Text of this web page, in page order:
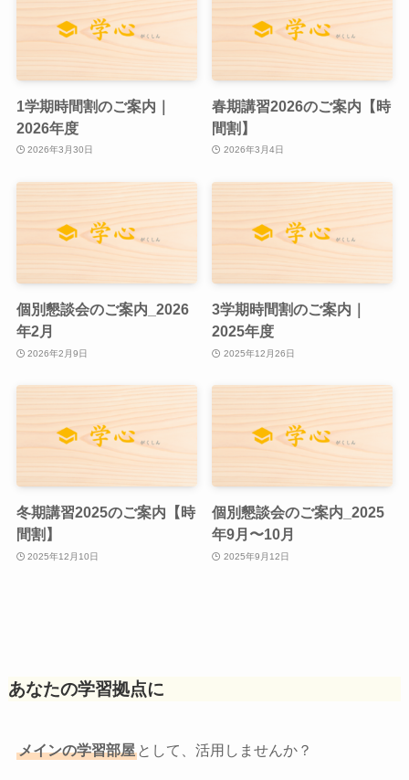
1学期時間割のご案内｜
2026年度
2026年3月30日
春期講習2026のご案内【時
間割】
2026年3月4日
個別懇談会のご案内_2026
年2月
2026年2月9日
3学期時間割のご案内｜
2025年度
2025年12月26日
冬期講習2025のご案内【時
間割】
2025年12月10日
個別懇談会のご案内_2025
年9月〜10月
2025年9月12日
あなたの学習拠点に
メインの学習部屋として、活用しませんか？